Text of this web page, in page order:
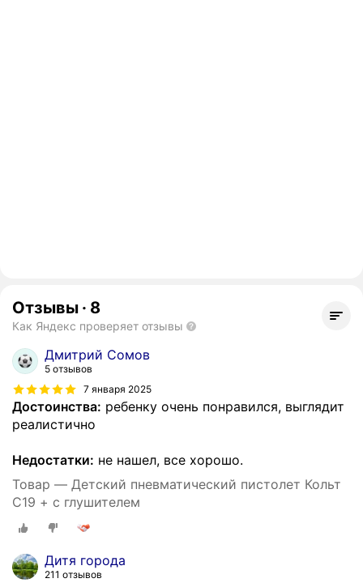
Отзывы · 8
Как Яндекс проверяет отзывы
Дмитрий Сомов
5 отзывов
7 января 2025
Достоинства: ребенку очень понравился, выглядит
реалистично
Недостатки: не нашел, все хорошо.
Товар — Детский пневматический пистолет Кольт
С19 + с глушителем
Дитя города
211 отзывов